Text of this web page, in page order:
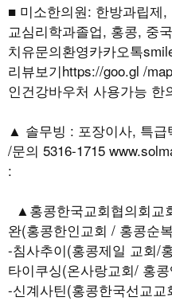
■ 미소한의원: 한방과립제
교심리학과졸업, 홍콩, 중
치유문의환영카카오톡
리뷰보기https://goo.gl /
인건강바우처 사용가능 한
▲ 솔무빙 : 포장이사, 특급
/문의 5316-1715
:
▲홍콩한국교회협의회교
완(홍콩한인교회 / 홍콩순
-침사추이(홍콩제일 교회/
타이쿠싱(온사랑교회/ 홍
-신계사틴(홍콩한국선교교